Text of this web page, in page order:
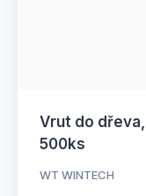
Vrut do dřeva,
500ks
WT WINTECH